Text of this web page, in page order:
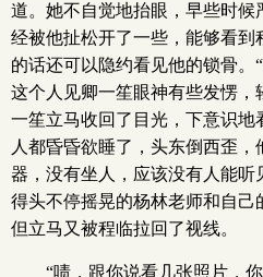
道。她不自觉地抬眼，早些时候
经被他扯松开了一些，能够看
的话还可以隐约看见他的锁骨。
这个人见卿一笙眼神有些发愣，
一笙立马收回了目光，下意识地
人都昏昏欲睡了，头东倒西歪
器，没有坐人，应该没有人能
得头不停摇晃的杨林老师和自己
但立马又被程临拉回了视线。
“啧，跟你说看几张照片，